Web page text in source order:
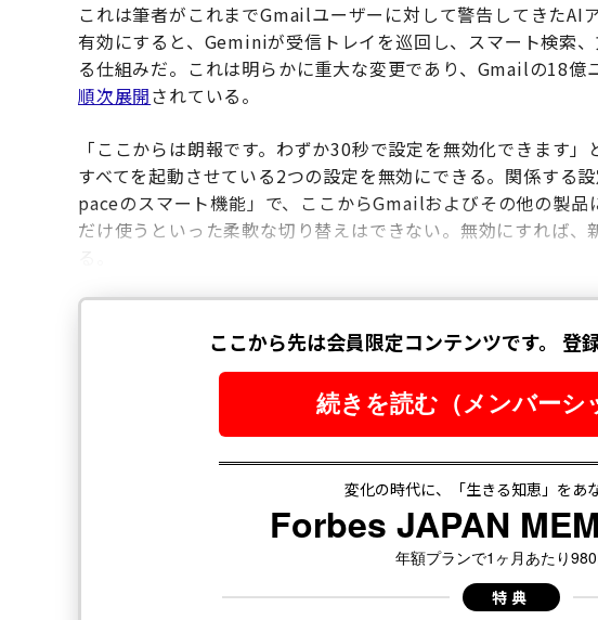
これは筆者がこれまでGmailユーザーに対して警告してきたAI
有効にすると、Geminiが受信トレイを巡回し、スマート検索
る仕組みだ。これは明らかに重大な変更であり、Gmailの18億
順次展開されている。
「ここからは朗報です。わずか30秒で設定を無効化できます
すべてを起動させている2つの設定を無効にできる。関係する
paceのスマート機能」で、ここからGmailおよびその他の製
だけ使うといった柔軟な切り替えはできない。無効にすれば